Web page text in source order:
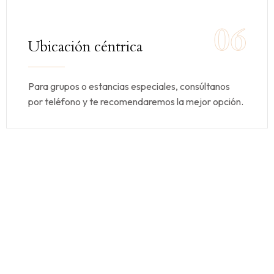
06
Ubicación céntrica
Para grupos o estancias especiales, consúltanos
por teléfono y te recomendaremos la mejor opción.